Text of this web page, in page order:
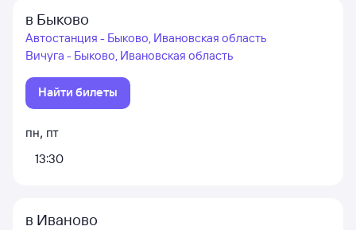
в Быково
Автостанция - Быково, Ивановская область
Вичуга - Быково, Ивановская область
Найти билеты
пн, пт
13:30
в Иваново